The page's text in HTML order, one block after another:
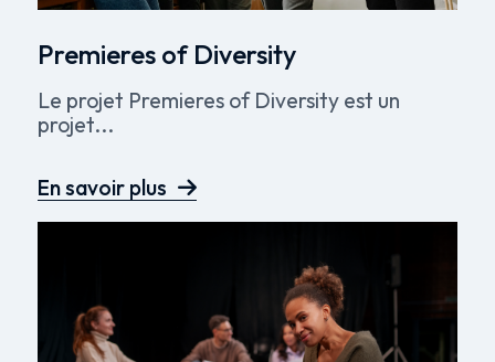
Premieres of Diversity
Le projet Premieres of Diversity est un
projet...
En savoir plus